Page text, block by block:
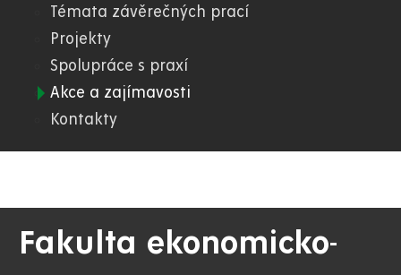
03.
FES
Témata závěrečných prací
Projekty
Spolupráce s praxí
Akce a zajímavosti
Kontakty
Fakulta ekonomicko-